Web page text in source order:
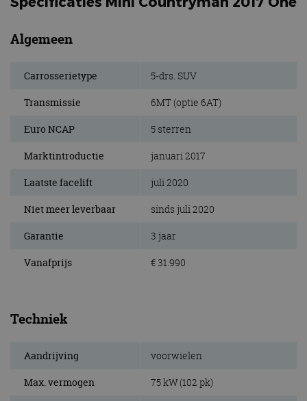
Algemeen
Carrosserietype 5-drs. SUV
Transmissie 6MT (optie 6AT)
Euro NCAP 5 sterren
Marktintroductie januari 2017
Laatste facelift juli 2020
Niet meer leverbaar sinds juli 2020
Garantie 3 jaar
Vanafprijs € 31.990
Techniek
Aandrijving voorwielen
Max. vermogen 75 kW (102 pk)